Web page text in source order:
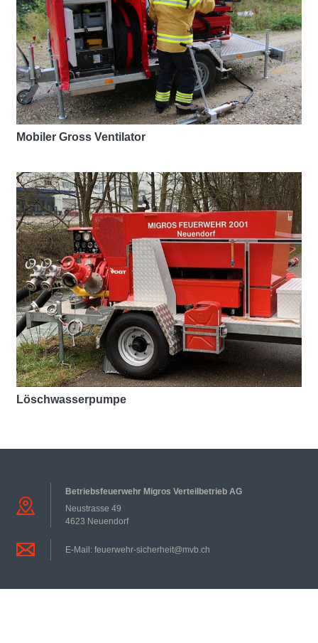
Mobiler Gross Ventilator
Löschwasserpumpe
Betriebsfeuerwehr Migros Verteilbetrieb AG
Neustrasse 49
4623 Neuendorf
E-Mail: feuerwehr-sicherheit@mvb.ch